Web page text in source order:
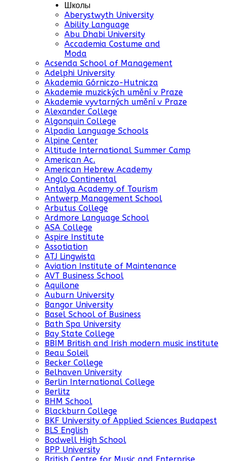
Школы
Aberystwyth University
Ability Language
Abu Dhabi University
Accademia Costume and
Moda
Acsenda School of Management
Adelphi University
Akademia Górniczo-Hutnicza
Akademie muzických umění v Praze
Akademie vyvtarných umění v Praze
Alexander College
Algonquin College
Alpadia Language Schools
Alpine Center
Altitude International Summer Camp
American Ac.
American Hebrew Academy
Anglo Continental
Antalya Academy of Tourism
Antwerp Management School
Arbutus College
Ardmore Language School
ASA College
Aspire Institute
Assotiation
ATJ Lingwista
Aviation Institute of Maintenance
AVT Business School
Aquilone
Auburn University
Bangor University
Basel School of Business
Bath Spa University
Bay State College
BBIM British and Irish modern music institute
Beau Soleil
Becker College
Belhaven University
Berlin International College
Berlitz
BHM School
Blackburn College
BKF University of Applied Sciences Budapest
BLS English
Bodwell High School
BPP University